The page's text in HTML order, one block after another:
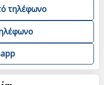
τηλέφωνο